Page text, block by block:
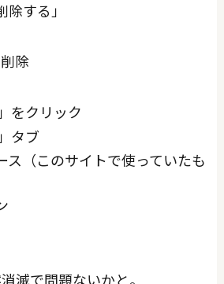
する」
除
をクリック
タブ
ス（このサイトで使っていたも
滅で問題ないかと。